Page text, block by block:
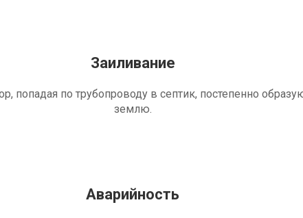
Заиливание
по трубопроводу в септик, постепенно
землю.
Аварийность